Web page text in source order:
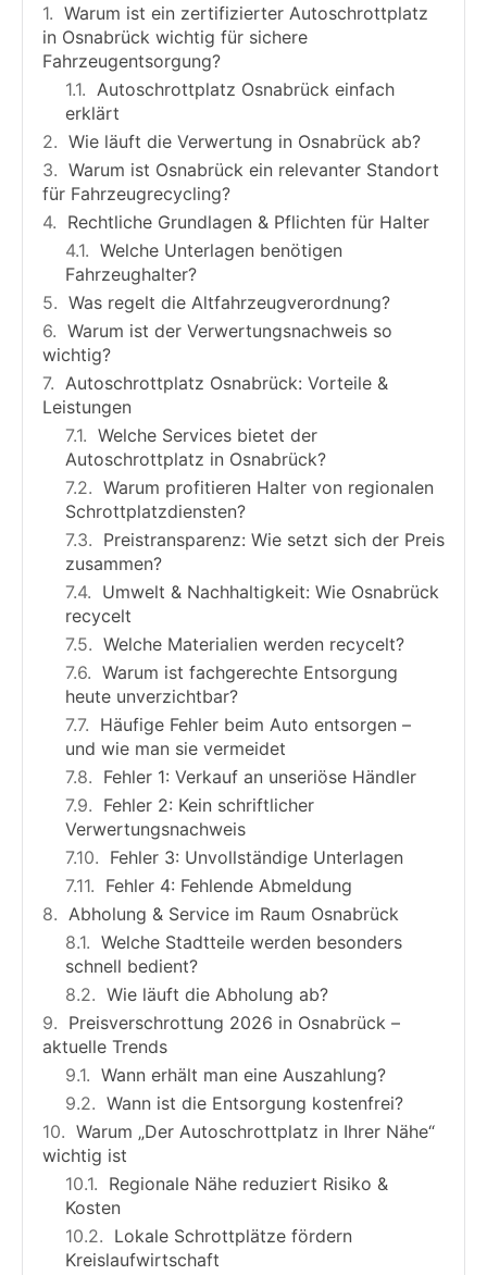
Warum ist ein zertifizierter Autoschrottplatz
in Osnabrück wichtig für sichere
Fahrzeugentsorgung?
Autoschrottplatz Osnabrück einfach
erklärt
Wie läuft die Verwertung in Osnabrück ab?
Warum ist Osnabrück ein relevanter Standort
für Fahrzeugrecycling?
Rechtliche Grundlagen & Pflichten für Halter
Welche Unterlagen benötigen
Fahrzeughalter?
Was regelt die Altfahrzeugverordnung?
Warum ist der Verwertungsnachweis so
wichtig?
Autoschrottplatz Osnabrück: Vorteile &
Leistungen
Welche Services bietet der
Autoschrottplatz in Osnabrück?
Warum profitieren Halter von regionalen
Schrottplatzdiensten?
Preistransparenz: Wie setzt sich der Preis
zusammen?
Umwelt & Nachhaltigkeit: Wie Osnabrück
recycelt
Welche Materialien werden recycelt?
Warum ist fachgerechte Entsorgung
heute unverzichtbar?
Häufige Fehler beim Auto entsorgen –
und wie man sie vermeidet
Fehler 1: Verkauf an unseriöse Händler
Fehler 2: Kein schriftlicher
Verwertungsnachweis
Fehler 3: Unvollständige Unterlagen
Fehler 4: Fehlende Abmeldung
Abholung & Service im Raum Osnabrück
Welche Stadtteile werden besonders
schnell bedient?
Wie läuft die Abholung ab?
Preisverschrottung 2026 in Osnabrück –
aktuelle Trends
Wann erhält man eine Auszahlung?
Wann ist die Entsorgung kostenfrei?
Warum „Der Autoschrottplatz in Ihrer Nähe“
wichtig ist
Regionale Nähe reduziert Risiko &
Kosten
Lokale Schrottplätze fördern
Kreislaufwirtschaft